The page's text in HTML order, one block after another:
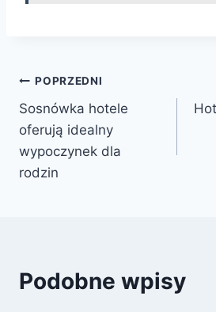
Nawigacja
wpisu
POPRZEDNI
Sosnówka hotele
oferują idealny
wypoczynek dla
rodzin
Podobne wpisy